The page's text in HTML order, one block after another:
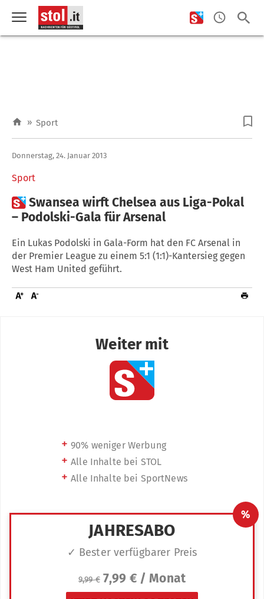
» Sport
Sport
Donnerstag, 24. Januar 2013
Swansea wirft Chelsea aus Liga-Pokal
– Podolski-Gala für Arsenal
Ein Lukas Podolski in Gala-Form hat den FC Arsenal in
der Premier League zu einem 5:1 (1:1)-Kantersieg gegen
West Ham United geführt.